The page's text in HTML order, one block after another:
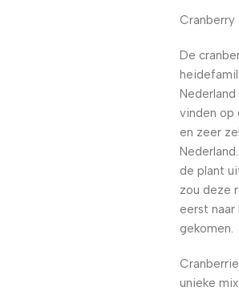
Cranberry
De
vinden op
en zeer
de plant
zou deze
eerst naar
gekomen.
unieke